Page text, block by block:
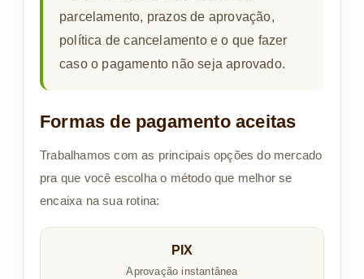
parcelamento, prazos de aprovação,
política de cancelamento e o que fazer
caso o pagamento não seja aprovado.
Formas de pagamento aceitas
Trabalhamos com as principais opções do mercado
pra que você escolha o método que melhor se
encaixa na sua rotina:
PIX
Aprovação instantânea